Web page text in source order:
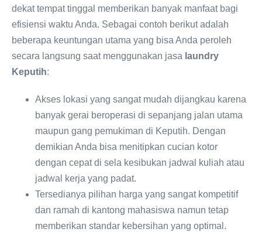
dekat tempat tinggal memberikan banyak manfaat bagi
efisiensi waktu Anda. Sebagai contoh berikut adalah
beberapa keuntungan utama yang bisa Anda peroleh
secara langsung saat menggunakan jasa laundry
Keputih:
Akses lokasi yang sangat mudah dijangkau karena
banyak gerai beroperasi di sepanjang jalan utama
maupun gang pemukiman di Keputih. Dengan
demikian Anda bisa menitipkan cucian kotor
dengan cepat di sela kesibukan jadwal kuliah atau
jadwal kerja yang padat.
Tersedianya pilihan harga yang sangat kompetitif
dan ramah di kantong mahasiswa namun tetap
memberikan standar kebersihan yang optimal.